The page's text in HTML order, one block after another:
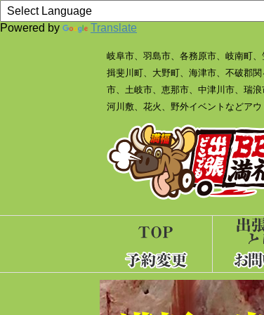
Powered by Translate
岐阜市、羽島市、各務原市、岐南町
揖斐川町、大野町、海津市、不破郡
市、土岐市、恵那市、中津川市、瑞
河川敷、花火、野外イベントなどア